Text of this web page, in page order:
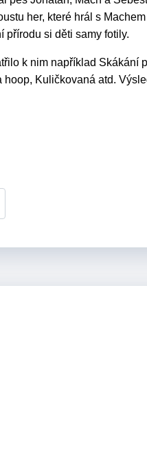
her, které hrál s
přírodu si děti samy fotily.
k nim například Skákání
Kuličkovaná atd.